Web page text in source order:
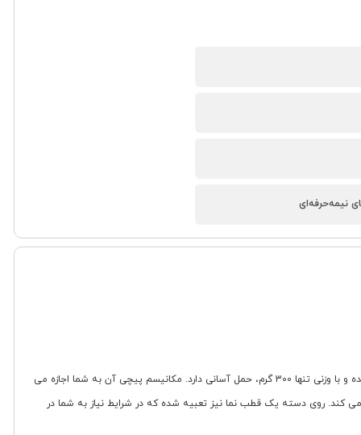
نیمه‌حرفه‌ای
عصا یا باتوم کوهنوردی Pekynew مدل KR622، ابزاری ایده آل برای فعالیت های کوهنوردی نیمه حرفه ای است. این عصا از آلومینیوم سبک و بسیار مقاوم 7075 ساخته شده و با وزنی تنها 300 گرم، حمل آسانی دارد. مکانیسم پیچی آن به شما اجازه می
را فراهم می کند. روی دسته یک قطب نما نیز تعبیه شده که در شرایط نیاز به شما در